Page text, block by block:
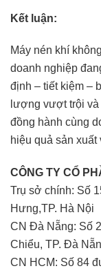
Kết luận:
Máy nén khí
doanh nghiệp
định – tiết kiệm –
lượng vượt trội
đồng hành cùng
hiệu quả sản
CÔNG TY CỔ
Trụ sở chính: Số
Hưng,TP. Hà Nội
CN Đà Nẵng: Số
Chiểu, TP. Đà
CN HCM: Số 84